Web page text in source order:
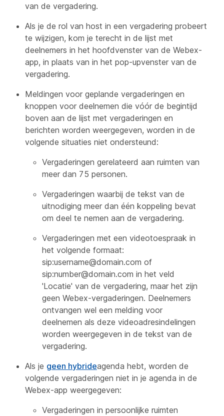
van de vergadering.
Als je de rol van host in een vergadering probeert
te wijzigen, kom je terecht in de lijst met
deelnemers in het hoofdvenster van de Webex-
app, in plaats van in het pop-upvenster van de
vergadering.
Meldingen voor geplande vergaderingen en
knoppen voor deelnemen die vóór de begintijd
boven aan de lijst met vergaderingen en
berichten worden weergegeven, worden in de
volgende situaties niet ondersteund:
Vergaderingen gerelateerd aan ruimten van
meer dan 75 personen.
Vergaderingen waarbij de tekst van de
uitnodiging meer dan één koppeling bevat
om deel te nemen aan de vergadering.
Vergaderingen met een videotoespraak in
het volgende formaat:
sip:username@domain.com of
sip:number@domain.com in het veld
'Locatie' van de vergadering, maar het zijn
geen Webex-vergaderingen. Deelnemers
ontvangen wel een melding voor
deelnemen als deze videoadresindelingen
worden weergegeven in de tekst van de
vergadering.
Als je geen hybrideagenda hebt, worden de
volgende vergaderingen niet in je agenda in de
Webex-app weergegeven:
Vergaderingen in persoonlijke ruimten